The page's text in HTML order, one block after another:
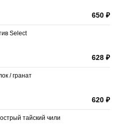
650 ₽
Select
628 ₽
/ гранат
620 ₽
тайский чили